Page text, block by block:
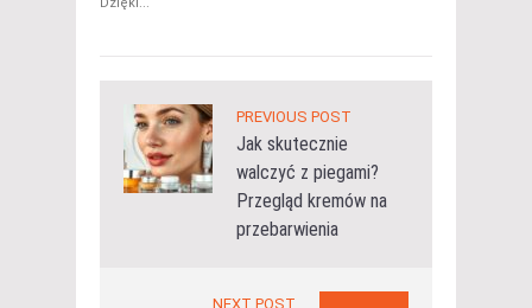
Dzięki...
PREVIOUS POST
Jak skutecznie
walczyć z piegami?
Przegląd kremów na
przebarwienia
NEXT POST